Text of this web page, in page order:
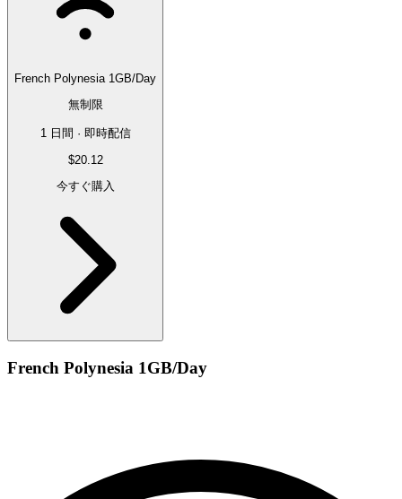
French Polynesia 1GB/Day
無制限
1 日間 · 即時配信
$20.12
今すぐ購入
French Polynesia 1GB/Day